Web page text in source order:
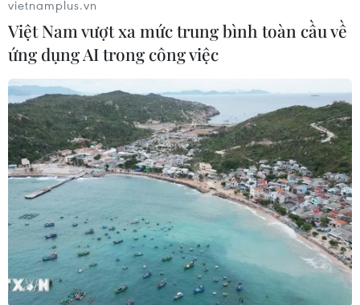
Nghệ An, Đắk Nông, Quảng Ngãi, Hà Tĩnh, Gia
Lai, Kon Tum, Đà Nẵng, Thừa Thiên Huế, Quảng
Nam.
(Vietnam+)
vietnamplus.vn
Việt Nam vượt xa mức trung bình toàn cầu về
ứng dụng AI trong công việc